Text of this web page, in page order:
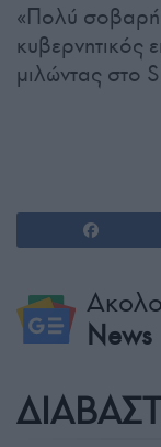
«Πολύ
μιλώντας στο
News